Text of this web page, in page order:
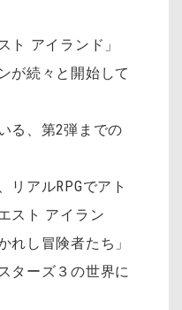
ト アイランド」
が続々と開始して
る、第2弾までの
リアルRPGでアト
スト アイラン
し冒険者たち」
ターズ３の世界に